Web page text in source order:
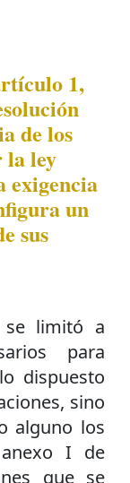
1,
de los
la ley
exigencia
un
sus
se limitó a
para
dispuesto
sino
alguno los
I de
que se